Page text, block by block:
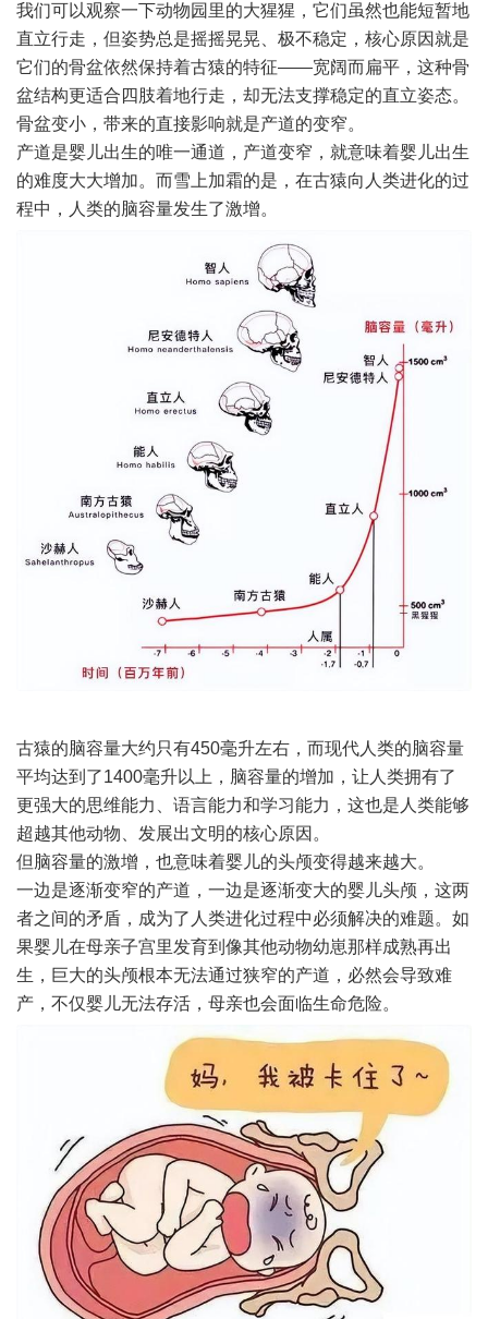
我们可以观察一下动物园里的大猩猩，它们虽然也能短暂地
直立行走，但姿势总是摇摇晃晃、极不稳定，核心原因就是
它们的骨盆依然保持着古猿的特征——宽阔而扁平，这种骨
盆结构更适合四肢着地行走，却无法支撑稳定的直立姿态。
骨盆变小，带来的直接影响就是产道的变窄。
产道是婴儿出生的唯一通道，产道变窄，就意味着婴儿出生
的难度大大增加。而雪上加霜的是，在古猿向人类进化的过
程中，人类的脑容量发生了激增。
古猿的脑容量大约只有450毫升左右，而现代人类的脑容量
平均达到了1400毫升以上，脑容量的增加，让人类拥有了
更强大的思维能力、语言能力和学习能力，这也是人类能够
超越其他动物、发展出文明的核心原因。
但脑容量的激增，也意味着婴儿的头颅变得越来越大。
一边是逐渐变窄的产道，一边是逐渐变大的婴儿头颅，这两
者之间的矛盾，成为了人类进化过程中必须解决的难题。如
果婴儿在母亲子宫里发育到像其他动物幼崽那样成熟再出
生，巨大的头颅根本无法通过狭窄的产道，必然会导致难
产，不仅婴儿无法存活，母亲也会面临生命危险。